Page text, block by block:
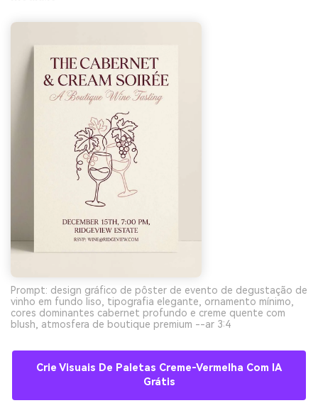
Prompt: design gráfico de pôster de evento de degustação de
vinho em fundo liso, tipografia elegante, ornamento mínimo,
cores dominantes cabernet profundo e creme quente com
blush, atmosfera de boutique premium --ar 3:4
Crie Visuais De Paletas Creme-Vermelha Com IA
Grátis